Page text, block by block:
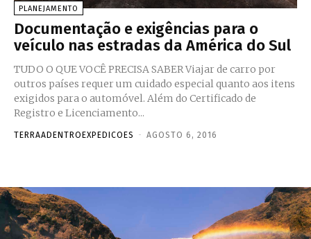
PLANEJAMENTO
Documentação e exigências para o
veículo nas estradas da América do Sul
TUDO O QUE VOCÊ PRECISA SABER Viajar de carro por
outros países requer um cuidado especial quanto aos itens
exigidos para o automóvel. Além do Certificado de
Registro e Licenciamento...
TERRAADENTROEXPEDICOES - AGOSTO 6, 2016